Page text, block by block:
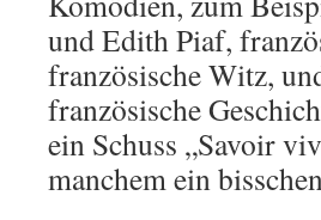
und Edith Piaf,
französische Witz,
französische
ein Schuss „Savoir
manchem ein